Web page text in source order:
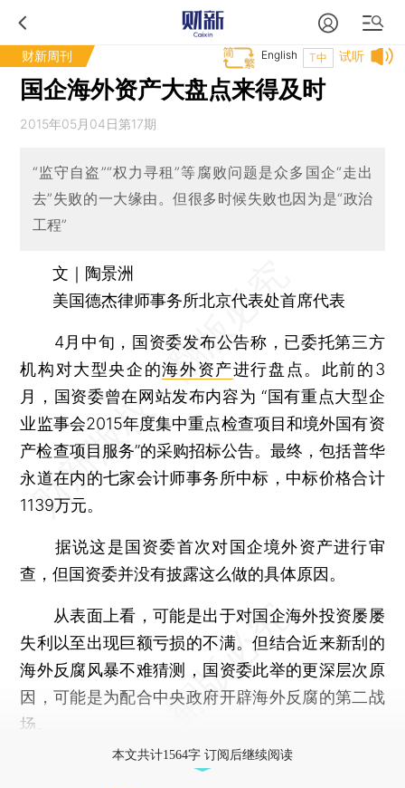
财新周刊 试听
T中
English
国企海外资产大盘点来得及时
2015年05月04日第17期
“监守自盗”“权力寻租”等腐败问题是众多国企“走出
去”失败的一大缘由。但很多时候失败也因为是“政治
工程”
文｜陶景洲
美国德杰律师事务所北京代表处首席代表
4月中旬，国资委发布公告称，已委托第三方
机构对大型央企的海外资产进行盘点。此前的3
月，国资委曾在网站发布内容为 “国有重点大型企
业监事会2015年度集中重点检查项目和境外国有资
产检查项目服务”的采购招标公告。最终，包括普华
永道在内的七家会计师事务所中标，中标价格合计
1139万元。
据说这是国资委首次对国企境外资产进行审
查，但国资委并没有披露这么做的具体原因。
从表面上看，可能是出于对国企海外投资屡屡
失利以至出现巨额亏损的不满。但结合近来新刮的
海外反腐风暴不难猜测，国资委此举的更深层次原
因，可能是为配合中央政府开辟海外反腐的第二战
场。
本文共计1564字 订阅后继续阅读